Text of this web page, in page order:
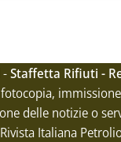
-Staffetta Rifiuti -
delle notizie o
Rivista Italiana